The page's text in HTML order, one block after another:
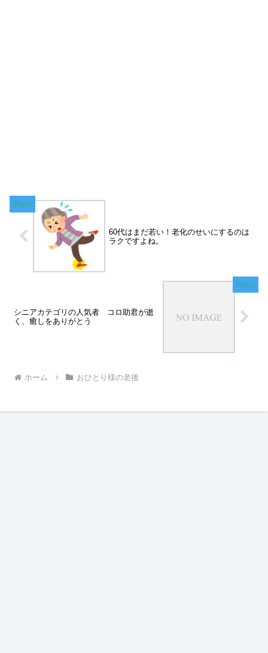
60代はまだ若い！老化のせいにするのは
ラクですよね。
シニアカテゴリの人気者 コロ助君が逝
く、癒しをありがとう
ホーム おひとり様の老後